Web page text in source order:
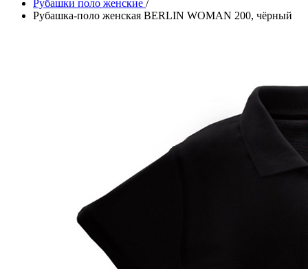
Рубашки поло женские /
Рубашка-поло женская BERLIN WOMAN 200, чёрный